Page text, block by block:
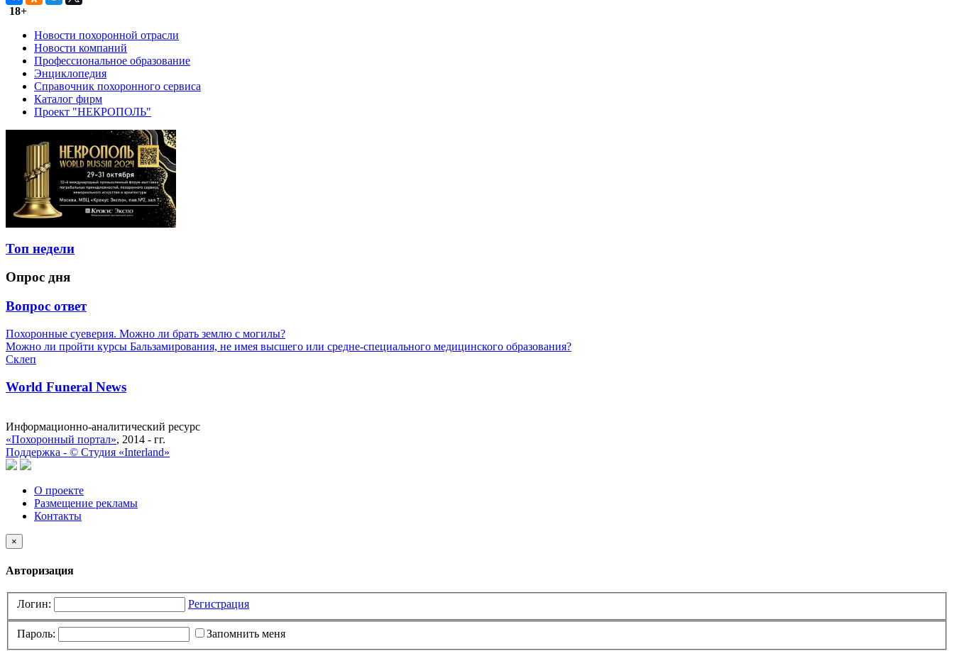
18+
Новости похоронной отрасли
Новости компаний
Профессиональное образование
Энциклопедия
Справочник похоронного сервиса
Каталог фирм
Проект "НЕКРОПОЛЬ"
Топ недели
Опрос дня
Вопрос ответ
Похоронные суеверия. Можно ли брать землю с могилы?
Можно ли пройти курсы Бальзамирования, не имея высшего или средне-специального медицинского образования?
Склеп
World Funeral News
Информационно-аналитический ресурс
«Похоронный портал», 2014 - гг.
Поддержка - © Cтудия «Interland»
О проекте
Размещение рекламы
Контакты
×
Авторизация
Логин: Регистрация
Пароль:
Запомнить меня